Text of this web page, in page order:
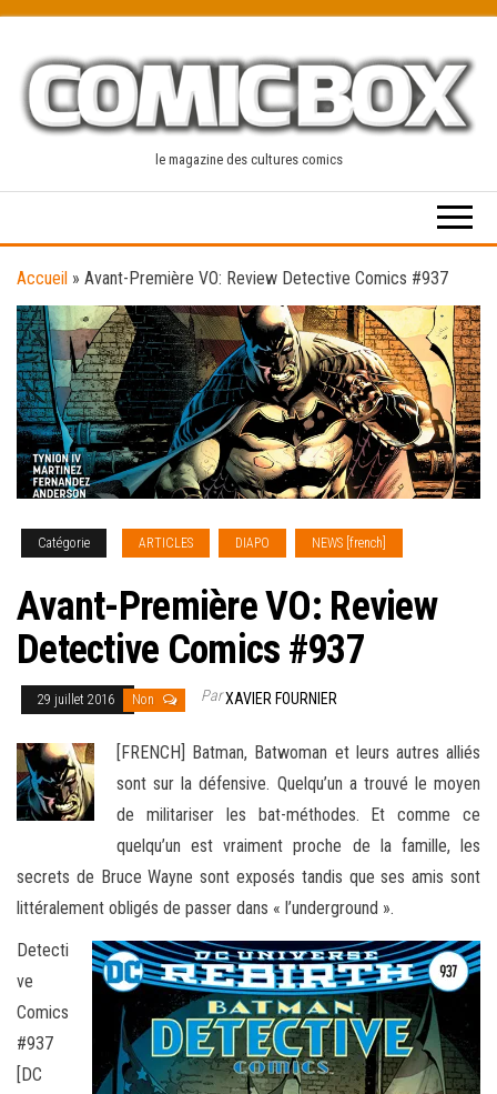
content
le magazine des cultures comics
Accueil » Avant-Première VO: Review Detective Comics #937
Catégorie ARTICLES DIAPO NEWS [french]
Avant-Première VO: Review
Detective Comics #937
29 juillet 2016 Non ParXAVIER FOURNIER
[FRENCH] Batman, Batwoman et leurs autres alliés
sont sur la défensive. Quelqu’un a trouvé le moyen
de militariser les bat-méthodes. Et comme ce
quelqu’un est vraiment proche de la famille, les
secrets de Bruce Wayne sont exposés tandis que ses amis sont
littéralement obligés de passer dans « l’underground ».
Detecti
ve
Comics
#937
[DC